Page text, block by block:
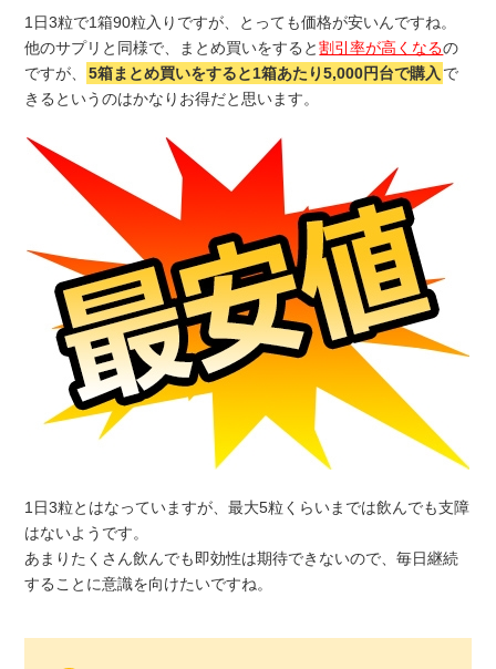
1日3粒で1箱90粒入りですが、とっても価格が安いんですね。
他のサプリと同様で、まとめ買いをすると割引率が高くなるの
ですが、
5箱まとめ買いをすると1箱あたり5,000円台で購入 で
きるというのはかなりお得だと思います。
1日3粒とはなっていますが、最大5粒くらいまでは飲んでも支障
はないようです。
あまりたくさん飲んでも即効性は期待できないので、毎日継続
することに意識を向けたいですね。